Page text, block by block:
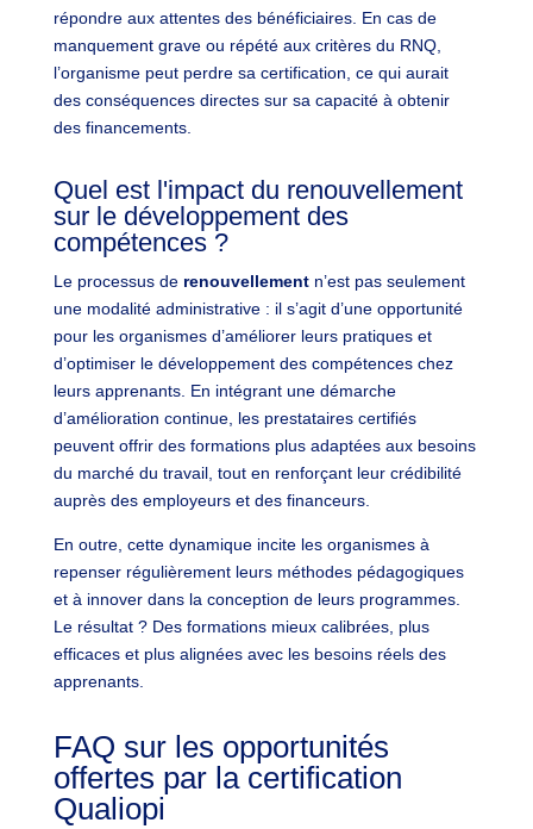
répondre aux attentes des bénéficiaires. En cas de
manquement grave ou répété aux critères du RNQ,
l’organisme peut perdre sa certification, ce qui aurait
des conséquences directes sur sa capacité à obtenir
des financements.
Quel est l'impact du renouvellement
sur le développement des
compétences ?
Le processus de renouvellementn’est pas seulement
une modalité administrative : il s’agit d’une opportunité
pour les organismes d’améliorer leurs pratiques et
d’optimiser le développement des compétences chez
leurs apprenants. En intégrant une démarche
d’amélioration continue, les prestataires certifiés
peuvent offrir des formations plus adaptées aux besoins
du marché du travail, tout en renforçant leur crédibilité
auprès des employeurs et des financeurs.
En outre, cette dynamique incite les organismes à
repenser régulièrement leurs méthodes pédagogiques
et à innover dans la conception de leurs programmes.
Le résultat ? Des formations mieux calibrées, plus
efficaces et plus alignées avec les besoins réels des
apprenants.
FAQ sur les opportunités
offertes par la certification
Qualiopi